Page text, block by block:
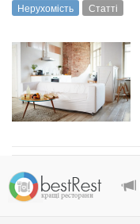
Нерухомість Статті